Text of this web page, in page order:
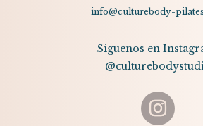
info@culturebody-
Siguenos en